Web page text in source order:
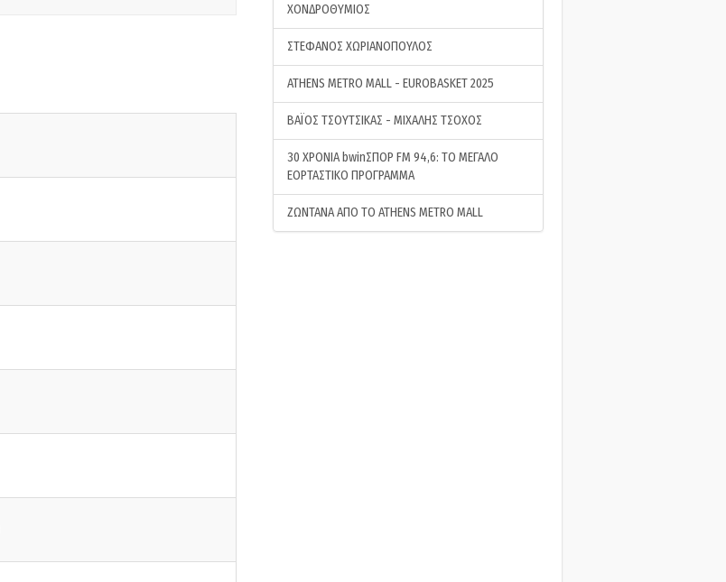
ΧΟΝΔΡΟΘΥΜΙΟΣ
ΣΤΕΦΑΝΟΣ ΧΩΡΙΑΝΟΠΟΥΛΟΣ
ATHENS METRO MALL - EUROBASKET 2025
ΒΑΪΟΣ ΤΣΟΥΤΣΙΚΑΣ - ΜΙΧΑΛΗΣ ΤΣΟΧΟΣ
30 ΧΡΟΝΙΑ bwinΣΠΟΡ FM 94,6: ΤΟ ΜΕΓΑΛΟ
ΕΟΡΤΑΣΤΙΚΟ ΠΡΟΓΡΑΜΜΑ
ΖΩΝΤΑΝΑ ΑΠΟ ΤΟ ATHENS METRO MALL